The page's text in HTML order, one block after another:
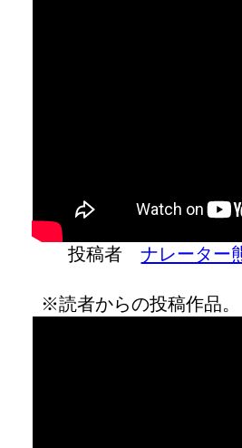
投稿者ナレーター
※読者からの投稿作品